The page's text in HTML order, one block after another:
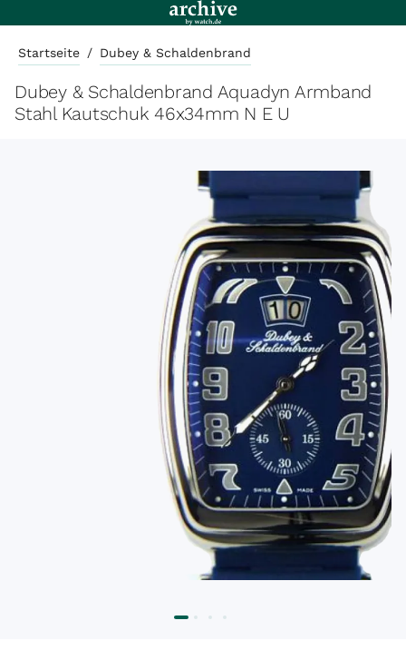
Startseite / Dubey & Schaldenbrand
Dubey & Schaldenbrand Aquadyn Armband
Stahl Kautschuk 46x34mm N E U